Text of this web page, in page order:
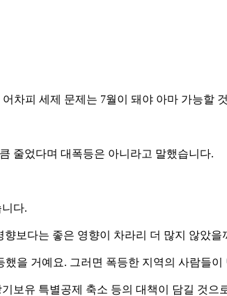
차피 세제 문제는 7월이 돼야 아마 가능할
줄었다며 대폭등은 아니라고 말했습니다.
다.
보다는 좋은 영향이 차라리 더 많지 않았을
을 거예요. 그러면 폭등한 지역의 사람들
보유 특별공제 축소 등의 대책이 담길 것으